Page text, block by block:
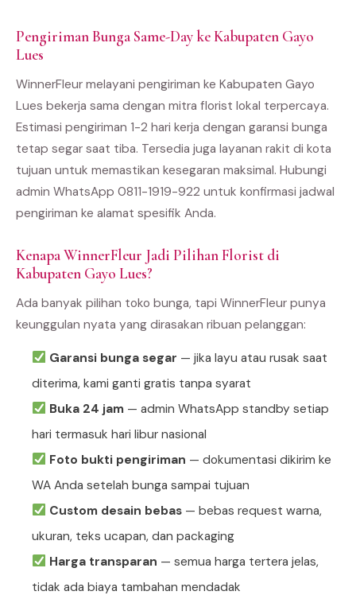
Pengiriman Bunga Same-Day ke Kabupaten Gayo
Lues
WinnerFleur melayani pengiriman ke Kabupaten Gayo
Lues bekerja sama dengan mitra florist lokal terpercaya.
Estimasi pengiriman 1-2 hari kerja dengan garansi bunga
tetap segar saat tiba. Tersedia juga layanan rakit di kota
tujuan untuk memastikan kesegaran maksimal. Hubungi
admin WhatsApp 0811-1919-922 untuk konfirmasi jadwal
pengiriman ke alamat spesifik Anda.
Kenapa WinnerFleur Jadi Pilihan Florist di
Kabupaten Gayo Lues?
Ada banyak pilihan toko bunga, tapi WinnerFleur punya
keunggulan nyata yang dirasakan ribuan pelanggan:
Garansi bunga segar — jika layu atau rusak saat
diterima, kami ganti gratis tanpa syarat
Buka 24 jam— admin WhatsApp standby setiap
hari termasuk hari libur nasional
Foto bukti pengiriman — dokumentasi dikirim ke
WA Anda setelah bunga sampai tujuan
Custom desain bebas— bebas request warna,
ukuran, teks ucapan, dan packaging
Harga transparan — semua harga tertera jelas,
tidak ada biaya tambahan mendadak